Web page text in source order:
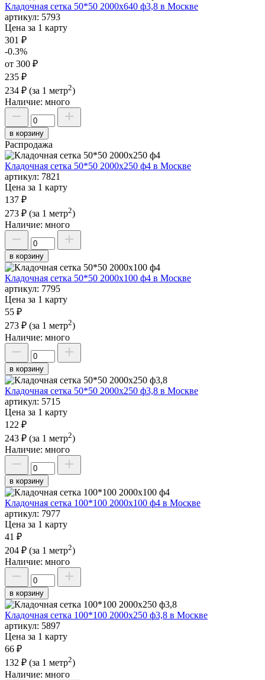
Кладочная сетка 50*50 2000х640 ф3,8 в Москве
артикул: 5793
Цена за 1 карту
301 ₽
-0.3%
от 300 ₽
235 ₽
234 ₽ (за 1 метр2)
Наличие: много
в корзину
Распродажа
Кладочная сетка 50*50 2000х250 ф4 в Москве
артикул: 7821
Цена за 1 карту
137 ₽
273 ₽ (за 1 метр2)
Наличие: много
в корзину
Кладочная сетка 50*50 2000х100 ф4 в Москве
артикул: 7795
Цена за 1 карту
55 ₽
273 ₽ (за 1 метр2)
Наличие: много
в корзину
Кладочная сетка 50*50 2000х250 ф3,8 в Москве
артикул: 5715
Цена за 1 карту
122 ₽
243 ₽ (за 1 метр2)
Наличие: много
в корзину
Кладочная сетка 100*100 2000х100 ф4 в Москве
артикул: 7977
Цена за 1 карту
41 ₽
204 ₽ (за 1 метр2)
Наличие: много
в корзину
Кладочная сетка 100*100 2000х250 ф3,8 в Москве
артикул: 5897
Цена за 1 карту
66 ₽
132 ₽ (за 1 метр2)
Наличие: много